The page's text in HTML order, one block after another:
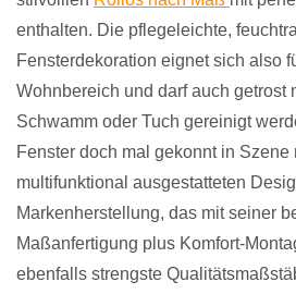
enthalten. Die pflegeleichte,
Fensterdekoration eignet sich also
Wohnbereich und darf auch getrost
Schwamm oder Tuch gereinigt
Fenster doch mal gekonnt in Szene
multifunktional ausgestatteten
Markenherstellung, das mit seiner
Maßanfertigung plus Komfort-
ebenfalls strengste